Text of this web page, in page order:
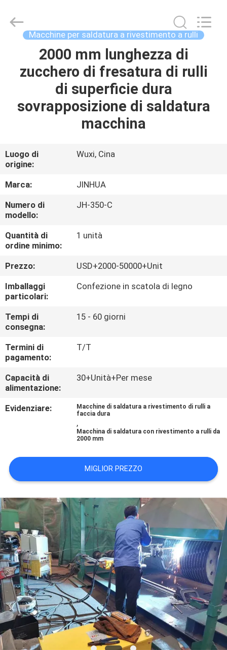
PRODOTTI
GIRO
DELLA
FABBRICA
CONTROLLO
DI
QUALITÀ
CONTATTICI
NOTIZIE
RICHIEDA
UNA
CITAZIONE
SITO
PRIVACY
POLICY
HARDFACING
TECHNOLOGY
Developed
ECER
Macchine per saldatura a rivestimento a rulli
2000 mm lunghezza di
zucchero di fresatura di rulli
di superficie dura
sovrapposizione di saldatura
macchina
Luogo di
origine:
Wuxi, Cina
Marca:
JINHUA
Numero di
modello:
JH-350-C
Quantità di
ordine minimo:
1 unità
Prezzo:
USD+2000-50000+Unit
Imballaggi
particolari:
Confezione in scatola di legno
Tempi di
consegna:
15 - 60 giorni
Termini di
pagamento:
T/T
Capacità di
alimentazione:
30+Unità+Per mese
Evidenziare:
Macchine di saldatura a rivestimento di rulli a
faccia dura
,
Macchina di saldatura con rivestimento a rulli da
2000 mm
MIGLIOR PREZZO